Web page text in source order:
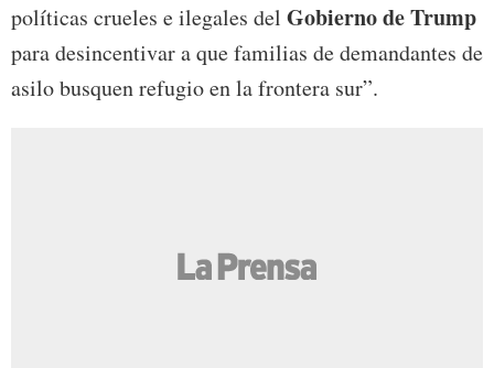
políticas crueles e ilegales del Gobierno de Trump
para desincentivar a que familias de demandantes de
asilo busquen refugio en la frontera sur”.